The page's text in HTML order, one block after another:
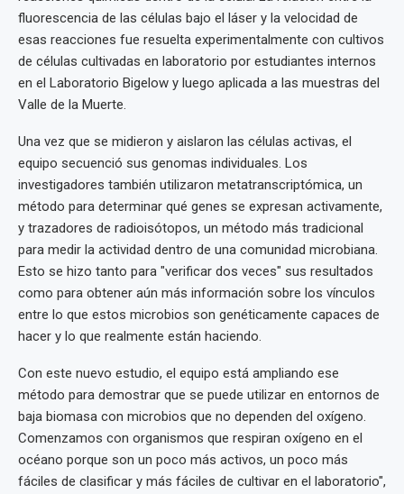
fluorescencia de las células bajo el láser y la velocidad de
esas reacciones fue resuelta experimentalmente con cultivos
de células cultivadas en laboratorio por estudiantes internos
en el Laboratorio Bigelow y luego aplicada a las muestras del
Valle de la Muerte.
Una vez que se midieron y aislaron las células activas, el
equipo secuenció sus genomas individuales. Los
investigadores también utilizaron metatranscriptómica, un
método para determinar qué genes se expresan activamente,
y trazadores de radioisótopos, un método más tradicional
para medir la actividad dentro de una comunidad microbiana.
Esto se hizo tanto para "verificar dos veces" sus resultados
como para obtener aún más información sobre los vínculos
entre lo que estos microbios son genéticamente capaces de
hacer y lo que realmente están haciendo.
Con este nuevo estudio, el equipo está ampliando ese
método para demostrar que se puede utilizar en entornos de
baja biomasa con microbios que no dependen del oxígeno.
Comenzamos con organismos que respiran oxígeno en el
océano porque son un poco más activos, un poco más
fáciles de clasificar y más fáciles de cultivar en el laboratorio",